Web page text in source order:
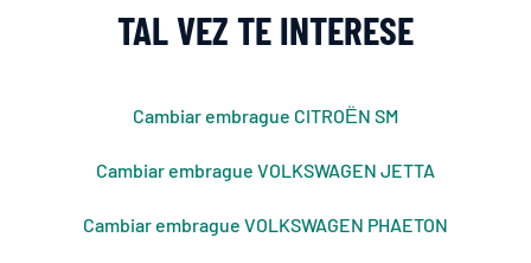
TAL VEZ TE INTERESE
Cambiar embrague CITROЁN SM
Cambiar embrague VOLKSWAGEN JETTA
Cambiar embrague VOLKSWAGEN PHAETON